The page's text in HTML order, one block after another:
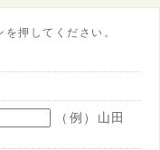
押してください。
（例）山田